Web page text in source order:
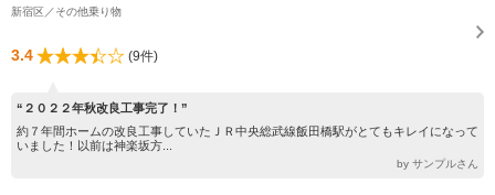
新宿区／その他乗り物
3.4 (9件)
“２０２２年秋改良工事完了！”
約７年間ホームの改良工事していたＪＲ中央総武線飯田橋駅がとてもキレイになって
いました！以前は神楽坂方...
by サンプルさん